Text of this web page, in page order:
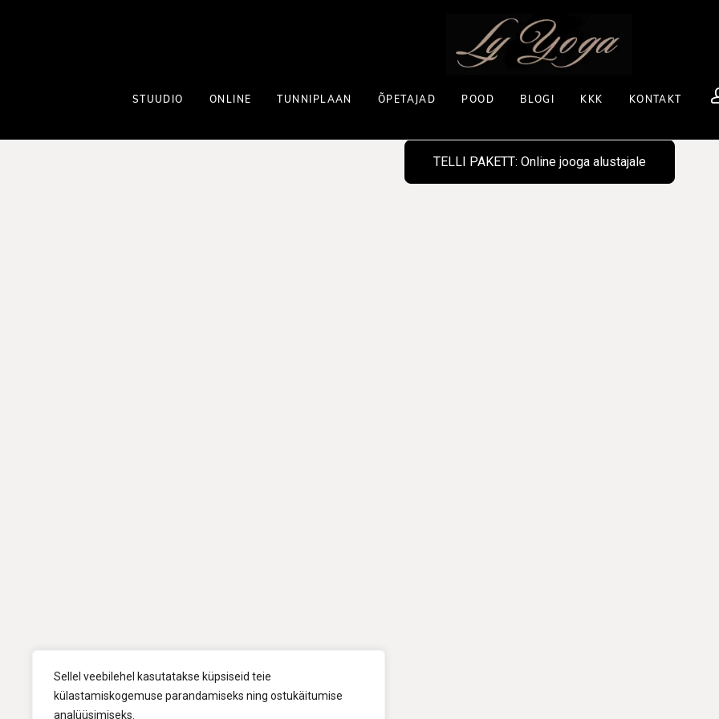
Sellel veebilehel kasutatakse küpsiseid teie
külastamiskogemuse parandamiseks ning ostukäitumise
analüüsimiseks.
STUUDIO ONLINE TUNNIPLAAN ÕPETAJAD POOD BLOGI KKK KONTAKT
TELLI PAKETT: Online jooga alustajale